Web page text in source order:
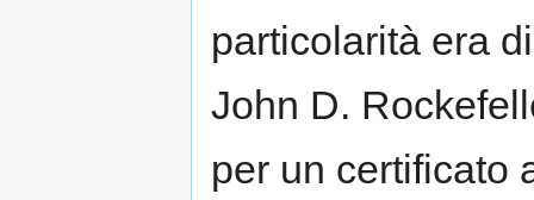
particolarità era
John D.
per un certificato